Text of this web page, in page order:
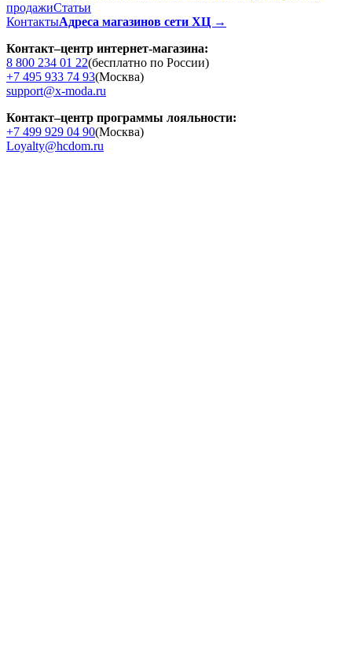
продажиСтатьи
КонтактыАдреса магазинов сети ХЦ →
Контакт–центр интернет-магазина:
8 800 234 01 22(бесплатно по России)
+7 495 933 74 93(Москва)
support@x-moda.ru
Контакт–центр программы лояльности:
+7 499 929 04 90(Москва)
Loyalty@hcdom.ru